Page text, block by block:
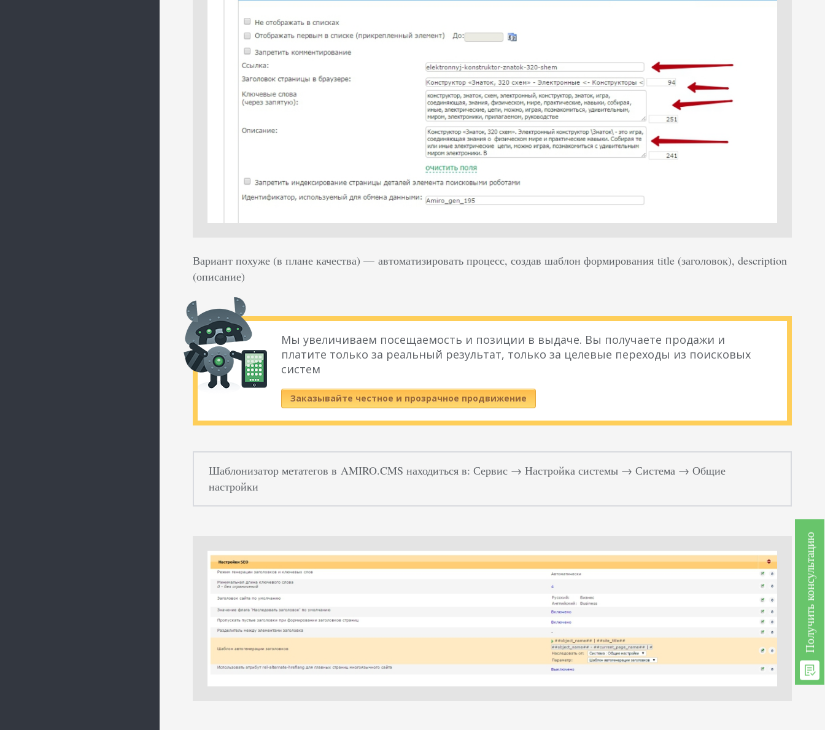
Вариант похуже (в плане качества) — автоматизировать процесс, создав шаблон формирования title (заголовок), description
(описание)
Мы увеличиваем посещаемость и позиции в выдаче. Вы получаете продажи и
платите только за реальный результат, только за целевые переходы из поисковых
систем
Заказывайте честное и прозрачное продвижение
Шаблонизатор метатегов в AMIRO.CMS находиться в: Сервис → Настройка системы → Система → Общие
настройки
Получить консультацию